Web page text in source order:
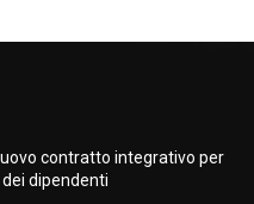
contratto integrativo per
dipendenti